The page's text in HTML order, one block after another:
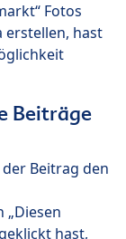
Fotos
erstellen, hast
Beiträge
Beitrag den
hast,